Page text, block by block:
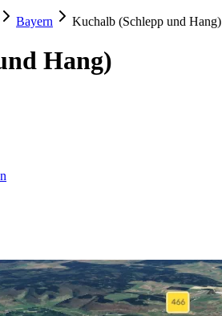
Bayern Kuchalb (Schlepp und Hang)
Hang)